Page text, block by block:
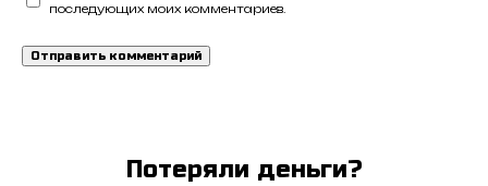
последующих моих комментариев.
Потеряли деньги?